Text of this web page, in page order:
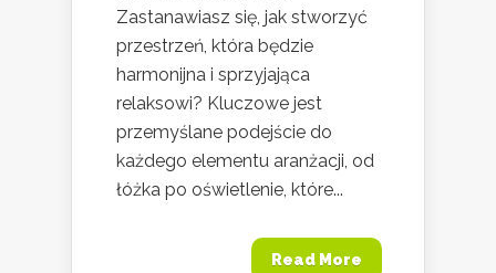
Zastanawiasz się, jak stworzyć
przestrzeń, która będzie
harmonijna i sprzyjająca
relaksowi? Kluczowe jest
przemyślane podejście do
każdego elementu aranżacji, od
łóżka po oświetlenie, które...
Read More